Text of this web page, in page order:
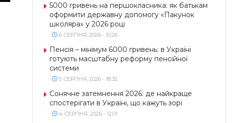
5000 гривень на першокласника: як батькам
оформити державну допомогу «Пакунок
школяра» у 2026 році
6 СЕРПНЯ, 2026 - 10:26
Пенсія – мінімум 6000 гривень: в Україні
готують масштабну реформу пенсійної
системи
5 СЕРПНЯ, 2026 - 18:32
Сонячне затемнення 2026: де найкраще
спостерігати в Україні, що кажуть зорі
4 СЕРПНЯ, 2026 - 12:01